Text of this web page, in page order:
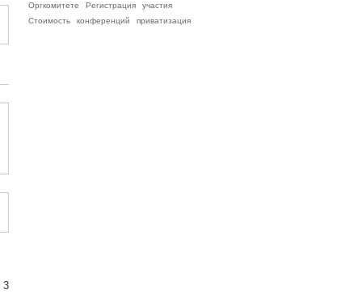
3
Оргкомитете
Регистрация
участия
Стоимость
конференций приватизация